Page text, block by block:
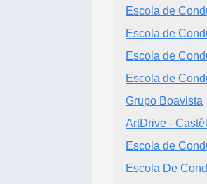
Escola de
Escola de
Escola de
Escola de
Grupo Boavista
ArtDrive -
Escola de
Escola De